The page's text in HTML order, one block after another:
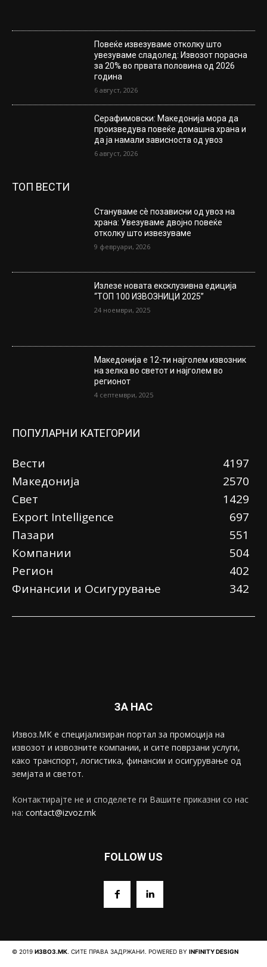
Повеќе извезуваме отколку што
увезуваме сладолед: Извозот порасна
за 20% во првата половина од 2026
година
6 август, 2026
Серафимовски: Македонија мора да
произведува повеќе домашна храна и
да ја намали зависноста од увоз
6 август, 2026
ТОП ВЕСТИ
Стануваме сè позависни од увоз на
храна: Увезуваме двојно повеќе
отколку што извезуваме
9 февруари, 2026
Излезе новата ексклузивна едиција
“ТОП 100 ИЗВОЗНИЦИ 2025”
24 ноември, 2025
Македонија е 12-ти најголем извозник
на зелка во светот и најголем во
регионот
4 септември, 2025
ПОПУЛАРНИ КАТЕГОРИИ
Вести
4197
Македонија
2570
Свет
1429
Еxport Intelligence
697
Пазари
551
Компании
504
Регион
402
Финансии и Осигурување
342
ЗА НАС
Извоз.МК е специјализиран портал за промоција на
извозот и извозните компании, и сите поврзани услуги,
како транспорт, логистика, финансии и осигурување од
земјата и светот.
Контактирајте не и споделете ги Вашите приказни со нас
на: contact@izvoz.mk
FOLLOW US
© 2019 ИЗВОЗ.МК. СИТЕ ПРАВА ЗАДРЖАНИ. POWERED BY INFINITY DESIGN